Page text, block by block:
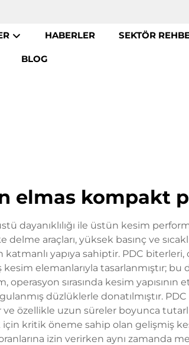
HABERLER SEKTÖR
BLOG
elmas kompakt
dayanıklılığı ile üstün kesim
araçları, yüksek basınç ve
yapıya sahiptir. PDC
elemanlarıyla tasarlanmıştır;
sırasında kesim
düzlüklerle donatılmıştır.
özellikle uzun süreler boyunca
kritik öneme sahip olan gelişmiş
izin verirken aynı zamanda